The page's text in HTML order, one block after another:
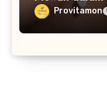
Diketahui
Provitamon